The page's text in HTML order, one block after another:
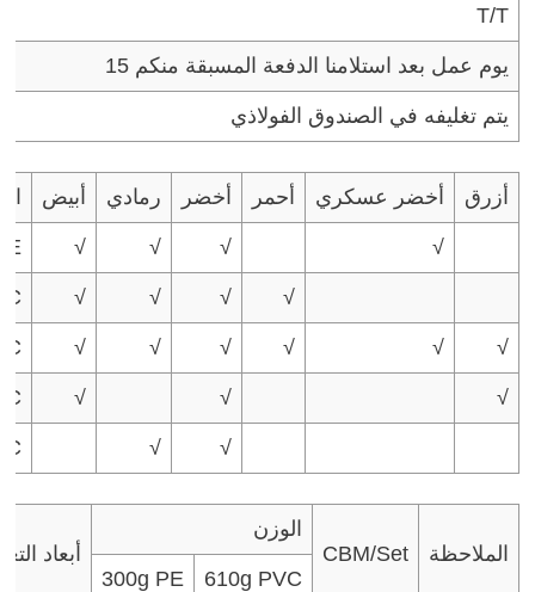
T/T
15 يوم عمل بعد استلامنا الدفعة المسبقة منكم
يتم تغليفه في الصندوق الفولاذي
أبيض رمادي أخضر أحمر أخضر عسكري أزرق
√ √ √ √
√ √ √ √
√ √ √ √ √ √
√ √ √
√ √
أبعاد
الوزن
CBM/Set
الملاحظة
300g PE
610g PVC